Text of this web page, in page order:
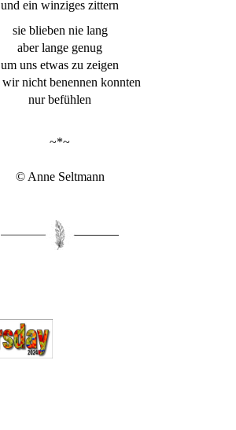
und ein winziges zittern
sie blieben nie lang
aber lange genug
um uns etwas zu zeigen
wir nicht benennen konnten
nur befühlen
~*~
© Anne Seltmann